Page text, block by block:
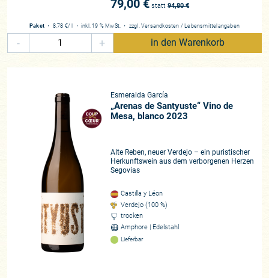
79,00 € statt 94,80€
Paket・ 8,78 €/ l ・ inkl. 19 % MwSt. ・ zzgl. Versandkosten / Lebensmittelangaben
- + in den Warenkorb
Esmeralda García
„Arenas de Santyuste“ Vino de
Mesa, blanco 2023
Alte Reben, neuer Verdejo – ein puristischer
Herkunftswein aus dem verborgenen Herzen
Segovias
Castilla y Léon
Verdejo (100 %)
trocken
Amphore | Edelstahl
Lieferbar